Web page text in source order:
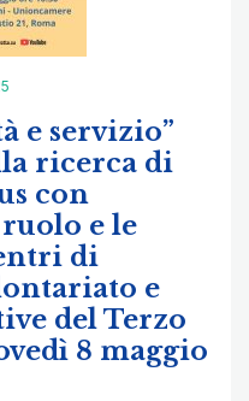
e servizio”
ricerca di
con
e le
di
e
del Terzo
8 maggio